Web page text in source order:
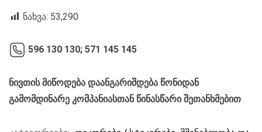
₾24.00.
ნახვა: 53,290
596 130 130; 571 145 145
ნივთის მიწოდება დაანგარიშდება წონიდან
გამომდინარე კომპანიასთან წინასწარი შეთანხმებით